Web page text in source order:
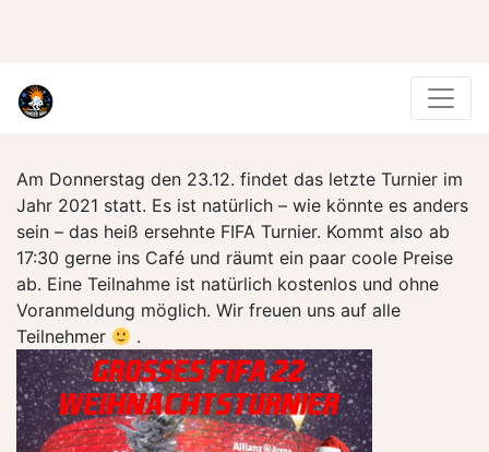
Am Donnerstag den 23.12. findet das letzte Turnier im
Jahr 2021 statt. Es ist natürlich – wie könnte es anders
sein – das heiß ersehnte FIFA Turnier. Kommt also ab
17:30 gerne ins Café und räumt ein paar coole Preise
ab. Eine Teilnahme ist natürlich kostenlos und ohne
Voranmeldung möglich. Wir freuen uns auf alle
Teilnehmer
.